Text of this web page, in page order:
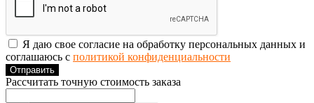
Я даю свое согласие на обработку персональных данных и
соглашаюсь с политикой конфиденциальности
Отправить
Рассчитать точную стоимость заказа